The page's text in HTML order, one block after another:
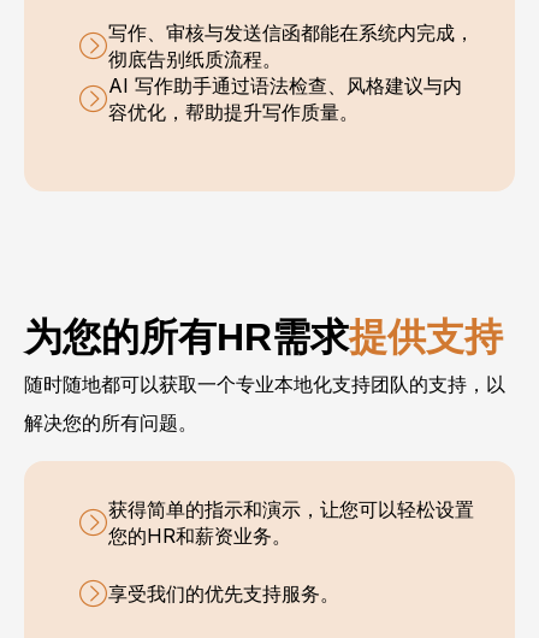
写作、审核与发送信函都能在系统内完成，
彻底告别纸质流程。
AI 写作助手通过语法检查、风格建议与内
容优化，帮助提升写作质量。
为您的所有HR需求提供支持
随时随地都可以获取一个专业本地化支持团队的支持，以
解决您的所有问题。
获得简单的指示和演示，让您可以轻松设置
您的HR和薪资业务。
享受我们的优先支持服务。